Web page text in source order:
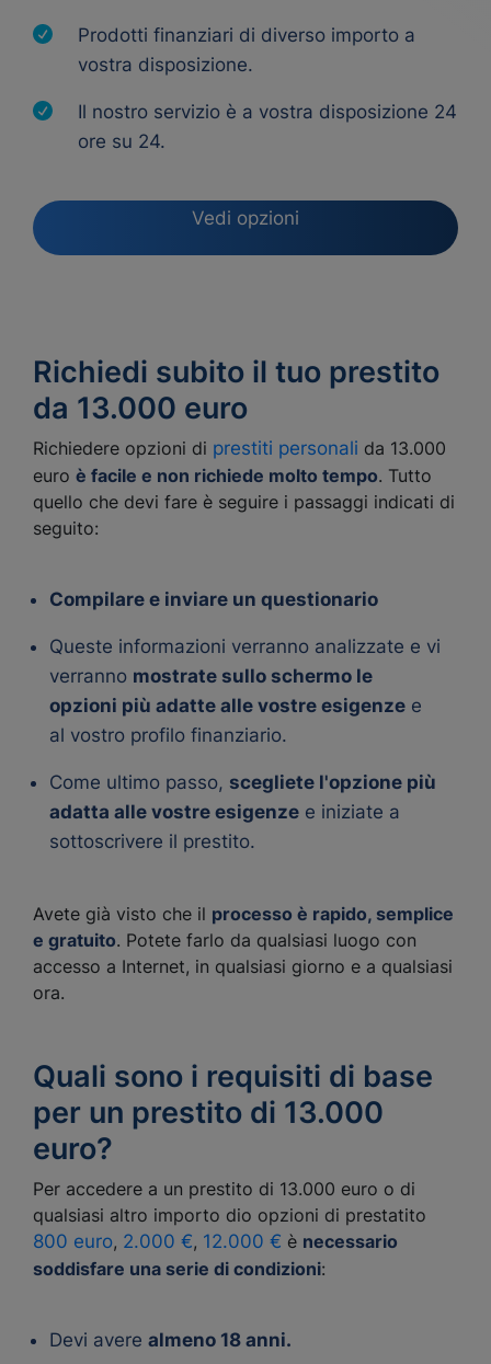
Prodotti finanziari di diverso importo a
vostra disposizione.
Il nostro servizio è a vostra disposizione 24
ore su 24.
Vedi opzioni
Richiedi subito il tuo prestito
da 13.000 euro
Richiedere opzioni di prestiti personali da 13.000
euro è facile e non richiede molto tempo. Tutto
quello che devi fare è seguire i passaggi indicati di
seguito:
Compilare e inviare un questionario
Queste informazioni verranno analizzate e vi
verranno mostrate sullo schermo le
opzioni più adatte alle vostre esigenze e
al vostro profilo finanziario.
Come ultimo passo, scegliete l'opzione più
adatta alle vostre esigenze e iniziate a
sottoscrivere il prestito.
Avete già visto che il processo è rapido, semplice
e gratuito. Potete farlo da qualsiasi luogo con
accesso a Internet, in qualsiasi giorno e a qualsiasi
ora.
Quali sono i requisiti di base
per un prestito di 13.000
euro?
Per accedere a un prestito di 13.000 euro o di
qualsiasi altro importo dio opzioni di prestatito
800 euro, 2.000 €, 12.000 € è necessario
soddisfare una serie di condizioni:
Devi avere almeno 18 anni.